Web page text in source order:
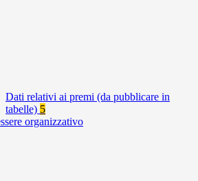
Dati relativi ai premi (da pubblicare in
tabelle) 5
organizzativo